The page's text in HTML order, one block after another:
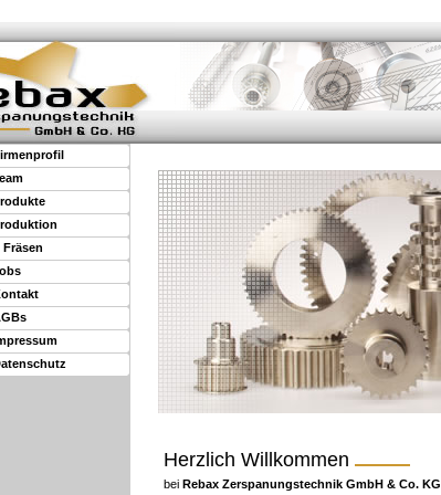
Fräsen
Herzlich Willkommen
bei Rebax Zerspanungstechnik GmbH & Co. KG